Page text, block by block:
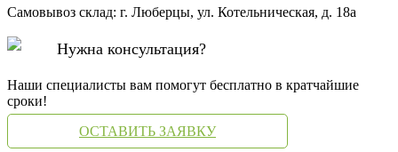
Самовывоз склад: г. Люберцы, ул. Котельническая, д. 18а
Нужна консультация?
Наши специалисты вам помогут бесплатно в кратчайшие
сроки!
ОСТАВИТЬ ЗАЯВКУ